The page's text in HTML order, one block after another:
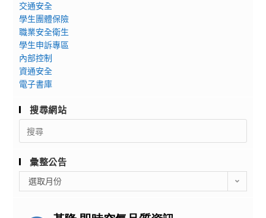
交通安全
學生團體保險
職業安全衛生
學生申訴專區
內部控制
資通安全
電子書庫
搜尋網站
Search
for:
彙整公告
整
選取月份